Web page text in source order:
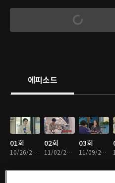
있을까? 이번 시즌에도 수많은 셀럽
해 두 사람의 일을 돕는다.
에피소드
01회
10/26/2023 • 1시간 38분
02회
11/02/2023 • 1시간 38분
03회
11/09/2023 • 1시간 38분